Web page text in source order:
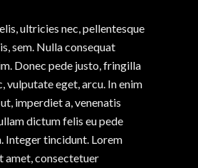
ultricies nec, pellentesque
sem. Nulla consequat
Donec pede justo, fringilla
vulputate eget, arcu. In enim
imperdiet a, venenatis
dictum felis eu pede
Integer tincidunt. Lorem
amet, consectetuer